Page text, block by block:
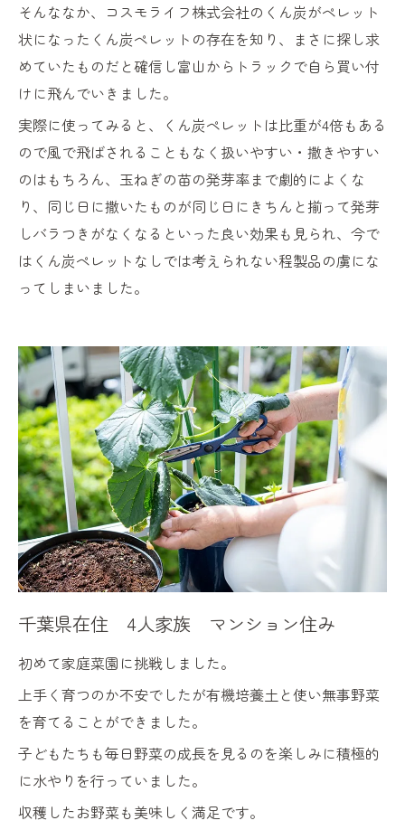
そんななか、コスモライフ株式会社のくん炭がペレット
状になったくん炭ペレットの存在を知り、まさに探し求
めていたものだと確信し富山からトラックで自ら買い付
けに飛んでいきました。
実際に使ってみると、くん炭ペレットは比重が4倍もある
ので風で飛ばされることもなく扱いやすい・撒きやすい
のはもちろん、玉ねぎの苗の発芽率まで劇的によくな
り、同じ日に撒いたものが同じ日にきちんと揃って発芽
しバラつきがなくなるといった良い効果も見られ、今で
はくん炭ペレットなしでは考えられない程製品の虜にな
ってしまいました。
千葉県在住 4人家族 マンション住み
初めて家庭菜園に挑戦しました。
上手く育つのか不安でしたが有機培養土と使い無事野菜
を育てることができました。
子どもたちも毎日野菜の成長を見るのを楽しみに積極的
に水やりを行っていました。
収穫したお野菜も美味しく満足です。